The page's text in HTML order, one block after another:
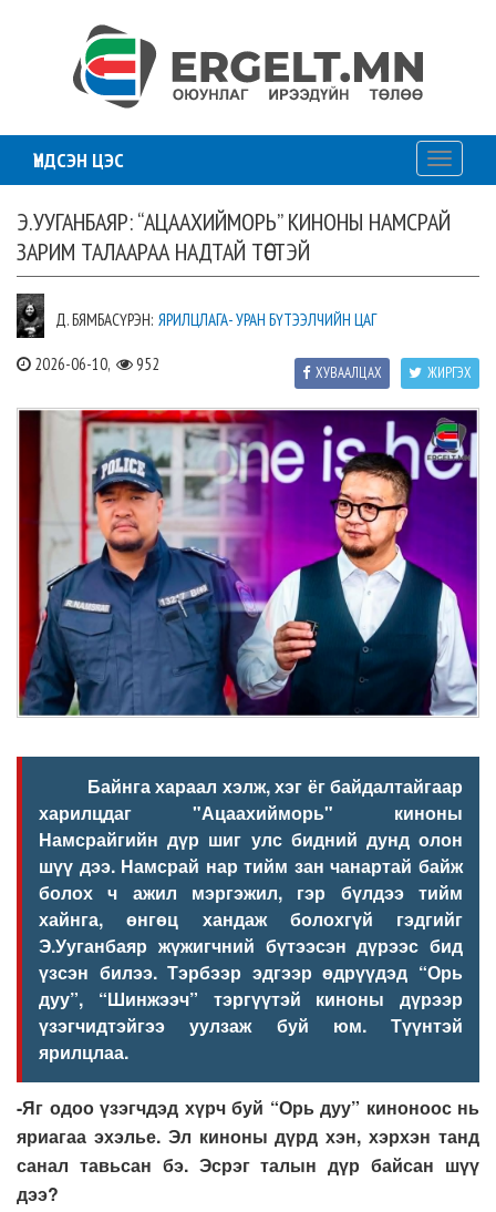
ҮНДСЭН ЦЭС
Toggle
Э.УУГАНБАЯР: “АЦААХИЙМОРЬ” КИНОНЫ НАМСРАЙ
ЗАРИМ ТАЛААРАА НАДТАЙ ТӨСТЭЙ
Д. БЯМБАСҮРЭН: ЯРИЛЦЛАГА- УРАН БҮТЭЭЛЧИЙН ЦАГ
2026-06-10, 952 ЖИРГЭХ
ХУВААЛЦАХ
Байнга хараал хэлж, хэг ёг байдалтайгаар
харилцдаг "Ацаахийморь" киноны
Намсрайгийн дүр шиг улс бидний дунд олон
шүү дээ. Намсрай нар тийм зан чанартай байж
болох ч ажил мэргэжил, гэр бүлдээ тийм
хайнга, өнгөц хандаж болохгүй гэдгийг
Э.Ууганбаяр жүжигчний бүтээсэн дүрээс бид
үзсэн билээ. Тэрбээр эдгээр өдрүүдэд “Орь
дуу”, “Шинжээч” тэргүүтэй киноны дүрээр
үзэгчидтэйгээ уулзаж буй юм. Түүнтэй
ярилцлаа.
-Яг одоо үзэгчдэд хүрч буй “Орь дуу” киноноос нь
яриагаа эхэлье. Эл киноны дүрд хэн, хэрхэн танд
санал тавьсан бэ. Эсрэг талын дүр байсан шүү
дээ?